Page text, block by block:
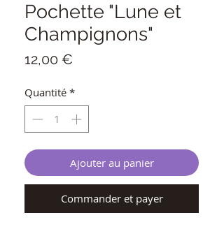
Pochette "Lune et
Champignons"
12,00 €
Quantité *
Ajouter au panier
Commander et payer